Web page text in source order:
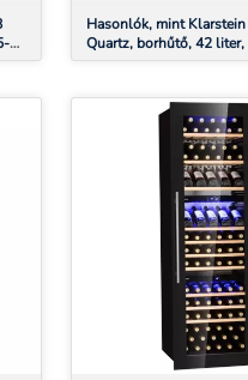
Hasonlók, mint
Quartz, borhűtő, 42
18 °C, érintőképernyős